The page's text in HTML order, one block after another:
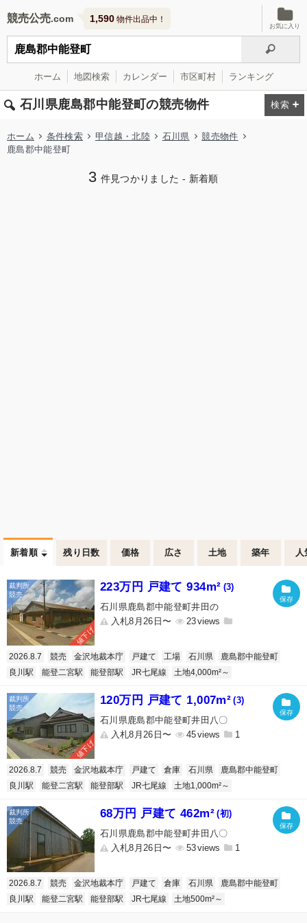
競売公売 1,590 物件出品中！
お気に入り
ホーム 地図検索 カレンダー 市区町村 ランキング
石川県鹿島郡中能登町の競売物件
ホーム 条件検索 甲信越・北陸 石川県
競売物件
鹿島郡中能登町
3 件見つかりました - 新着順
新着順 残り日数 価格 広さ 土地 築年 人
値下げ
223万円 戸建て 934m² (3)
石川県鹿島郡中能登町井田の
入札8月26日〜
23
2026.8.7 競売 金沢地裁本庁 戸建て 工場 石川県
鹿島郡中能登町
良川駅
能登二宮駅 能登部駅 JR七尾線 土地4,000m²～
値下げ
120万円 戸建て 1,007m² (3)
石川県鹿島郡中能登町井田八〇
入札8月26日〜
45 1
2026.8.7 競売 金沢地裁本庁 戸建て 倉庫 石川県
鹿島郡中能登町
良川駅
能登二宮駅 能登部駅 JR七尾線 土地1,000m²～
68万円 戸建て 462m² (初)
石川県鹿島郡中能登町井田八〇
入札8月26日〜
53 1
2026.8.7 競売 金沢地裁本庁 戸建て 倉庫 石川県
鹿島郡中能登町
良川駅
能登二宮駅 能登部駅 JR七尾線 土地500m²～